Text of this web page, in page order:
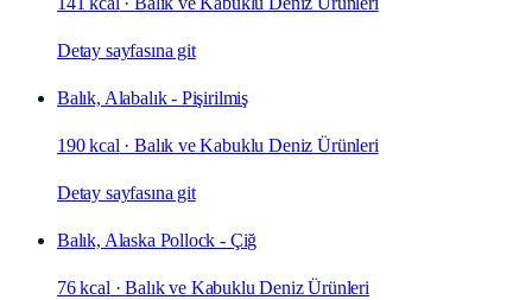
Detay sayfasına git
Balık, Alabalık - Pişirilmiş
190 kcal ·Balık ve Kabuklu Deniz Ürünleri
Detay sayfasına git
Balık, Alaska Pollock - Çiğ
76 kcal ·Balık ve Kabuklu Deniz Ürünleri